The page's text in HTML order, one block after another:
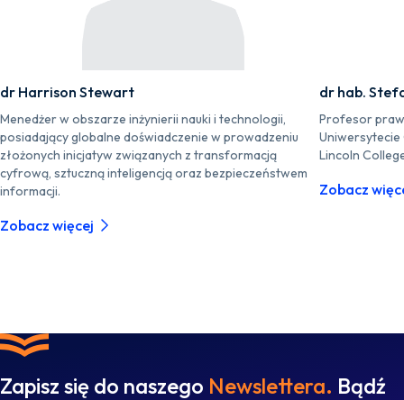
dr Harrison Stewart
Menedżer w obszarze inżynierii nauki i technologii,
posiadający globalne doświadczenie w prowadzeniu
złożonych inicjatyw związanych z transformacją
cyfrową, sztuczną inteligencją oraz bezpieczeństwem
informacji.
Zobacz więcej
dr hab.
Profesor
Lincoln
Zobacz
Zapisz się do naszego Newslettera. Bądź